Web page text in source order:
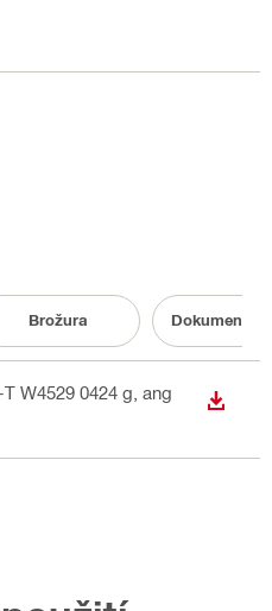
Brožura
W4529 0424 g , ang